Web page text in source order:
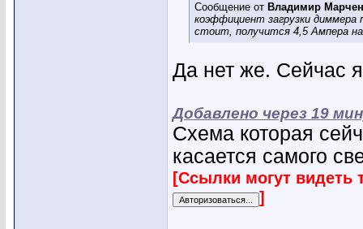
Сообщение от Владимир
коэффициент загрузки
стоит, получится 4,5 Ампера
Да нет же. Сейчас
Добавлено через 19
Схема которая
касается самого
[Ссылки могут видеть
]